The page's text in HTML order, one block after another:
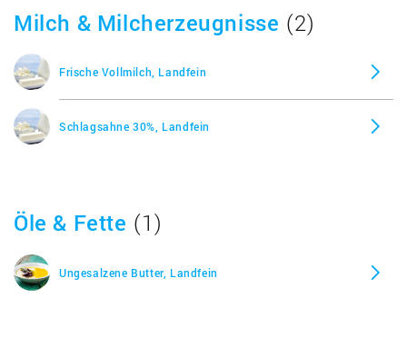
Milch & Milcherzeugnisse (2)
Frische Vollmilch, Landfein
Schlagsahne 30%, Landfein
Öle & Fette (1)
Ungesalzene Butter, Landfein